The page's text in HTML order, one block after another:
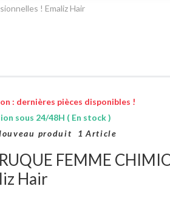
! Emaliz Hair
: dernières pièces disponibles !
sous 24/48H ( En stock )
produit 1 Article
FEMME
Hair